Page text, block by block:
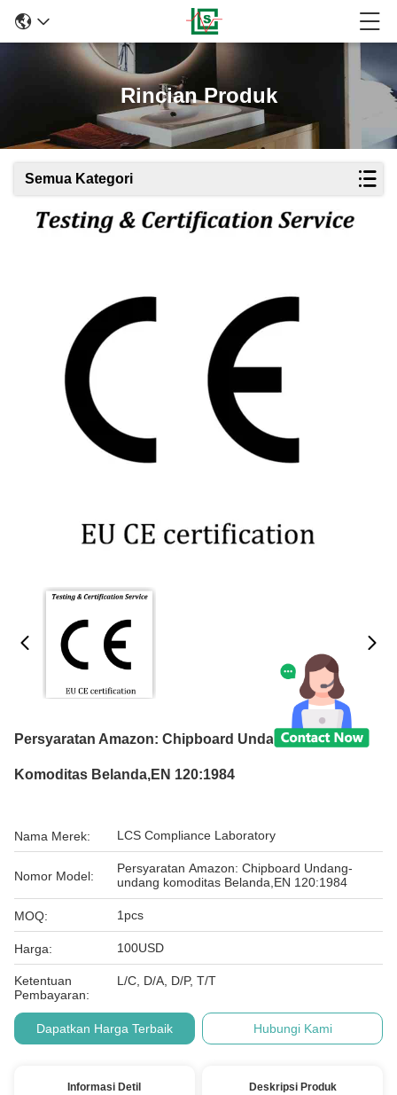
Rincian Produk
Semua Kategori
Persyaratan Amazon: Chipboard Undang-Undang
Komoditas Belanda,EN 120:1984
Nama Merek: LCS Compliance Laboratory
Nomor Model:
Persyaratan Amazon: Chipboard Undang-
undang komoditas Belanda,EN 120:1984
MOQ: 1pcs
Harga: 100USD
Ketentuan
Pembayaran:
L/C, D/A, D/P, T/T
Dapatkan Harga Terbaik Hubungi Kami
Informasi Detil Deskripsi Produk